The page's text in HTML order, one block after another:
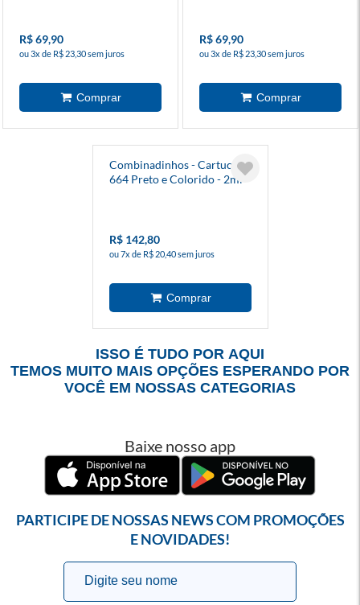
R$ 69,90
ou 3x de R$ 23,30 sem juros
R$ 69,90
ou 3x de R$ 23,30 sem juros
Combinadinhos - Cartuchos
664 Preto e Colorido - 2ml -
R$ 142,80
ou 7x de R$ 20,40 sem juros
ISSO É TUDO POR AQUI
TEMOS MUITO MAIS OPÇÕES ESPERANDO POR
VOCÊ EM NOSSAS CATEGORIAS
Baixe nosso app
PARTICIPE DE NOSSAS NEWS COM PROMOÇÕES
E NOVIDADES!